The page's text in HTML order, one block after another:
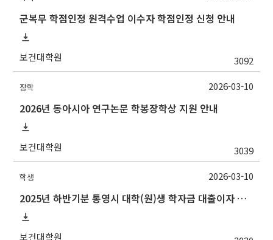
군복무 학점인정 원격수업 이수자 학점인정 신청 안내
보건대학원 3092
장학
2026년 동아시아 연구논문 학봉장학상 지원 안내
보건대학원 3039
2026-03-10
학생
2025년 하반기분 통영시 대학(원)생 학자금 대출이자 지원 안내
보건대학원
2026-03-10